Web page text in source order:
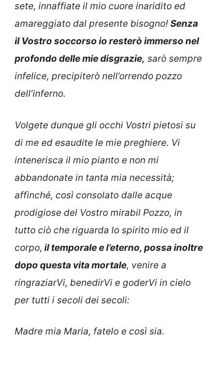
sete, innaffiate il mio cuore inaridito ed
amareggiato dal presente bisogno! Senza
il Vostro soccorso io resterò immerso nel
profondo delle mie disgrazie, sarò sempre
infelice, precipiterò nell’orrendo pozzo
dell’inferno.
Volgete dunque gli occhi Vostri pietosi su
di me ed esaudite le mie preghiere. Vi
intenerisca il mio pianto e non mi
abbandonate in tanta mia necessità;
affinché, così consolato dalle acque
prodigiose del Vostro mirabil Pozzo, in
tutto ciò che riguarda lo spirito mio ed il
corpo, il temporale e l’eterno, possa inoltre
dopo questa vita mortale, venire a
ringraziarVi, benedirVi e goderVi in cielo
per tutti i secoli dei secoli:
Madre mia Maria, fatelo e così sia.